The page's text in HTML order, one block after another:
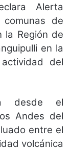
Alerta
de
la Región de
en la
del
desde el
Andes del
entre el
volcánica